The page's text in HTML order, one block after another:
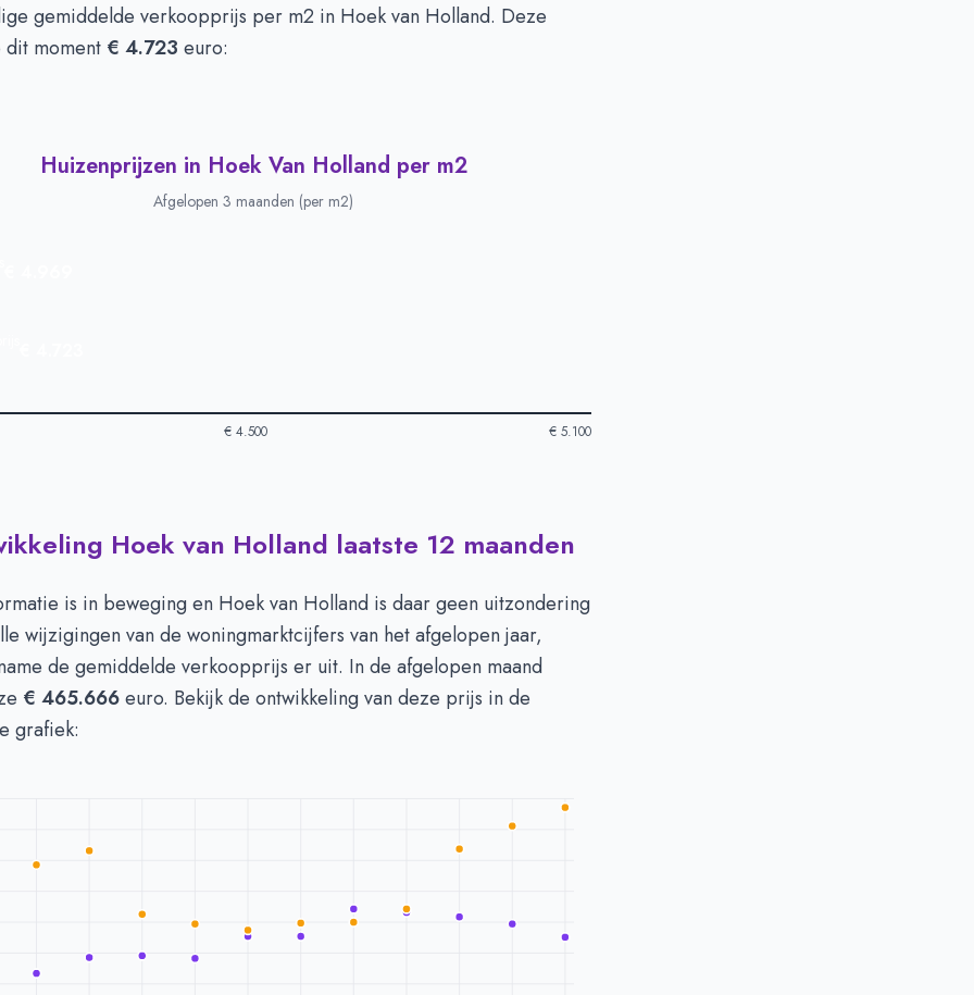
gemiddelde verkoopprijs per m2 in Hoek van Holland. Deze
moment € 4.723 euro:
Huizenprijzen in Hoek Van Holland per m2
Afgelopen 3 maanden (per m2)
€ 4.500 € 5.100
Hoek Van Holland per m2- Afgelopen 3 maanden (per m2)
Type
€ 4.969
euro's
€ 4.723
Hoek van Holland laatste 12 maanden
is in beweging en Hoek van Holland is daar geen uitzondering
wijzigingen van de woningmarktcijfers van het afgelopen jaar,
de gemiddelde verkoopprijs er uit. In de afgelopen maand
€ 465.666euro. Bekijk de ontwikkeling van deze prijs in de
grafiek: